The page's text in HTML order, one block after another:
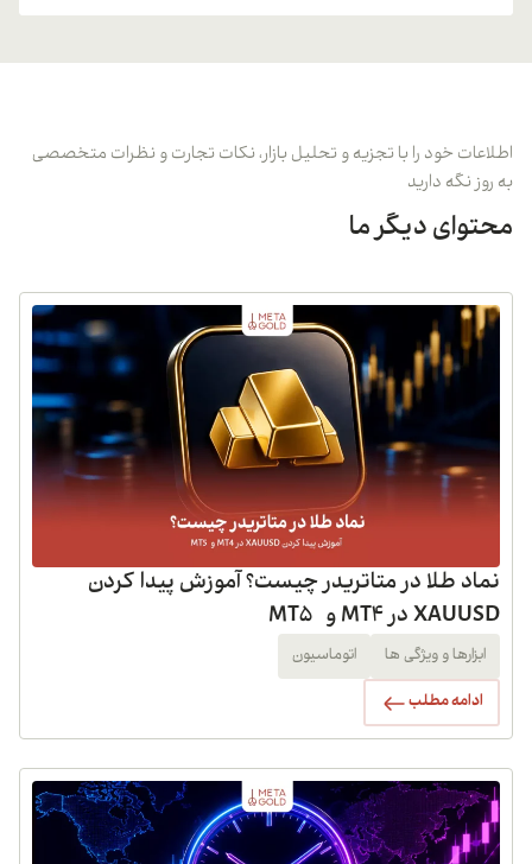
اطلاعات خود را با تجزیه و تحلیل بازار، نکات تجارت و نظرات متخصصی
به روز نگه دارید
محتوای دیگر ما
نماد طلا در متاتریدر چیست؟ آموزش پیدا کردن
XAUUSD در MT4 و MT5
ابزارها و ویژگی ها اتوماسیون
ادامه مطلب